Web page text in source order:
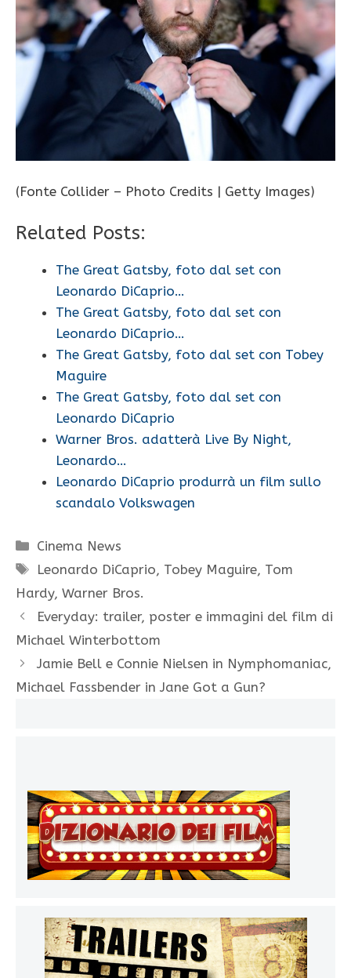
(Fonte Collider – Photo Credits | Getty Images)
Related Posts:
The Great Gatsby, foto dal set con
Leonardo DiCaprio…
The Great Gatsby, foto dal set con
Leonardo DiCaprio…
The Great Gatsby, foto dal set con Tobey
Maguire
The Great Gatsby, foto dal set con
Leonardo DiCaprio
Warner Bros. adatterà Live By Night,
Leonardo…
Leonardo DiCaprio produrrà un film sullo
scandalo Volkswagen
Categorie
Cinema News
Tag
Leonardo DiCaprio, Tobey Maguire, Tom
Hardy, Warner Bros.
Everyday: trailer, poster e immagini del film di
Michael Winterbottom
Jamie Bell e Connie Nielsen in Nymphomaniac,
Michael Fassbender in Jane Got a Gun?